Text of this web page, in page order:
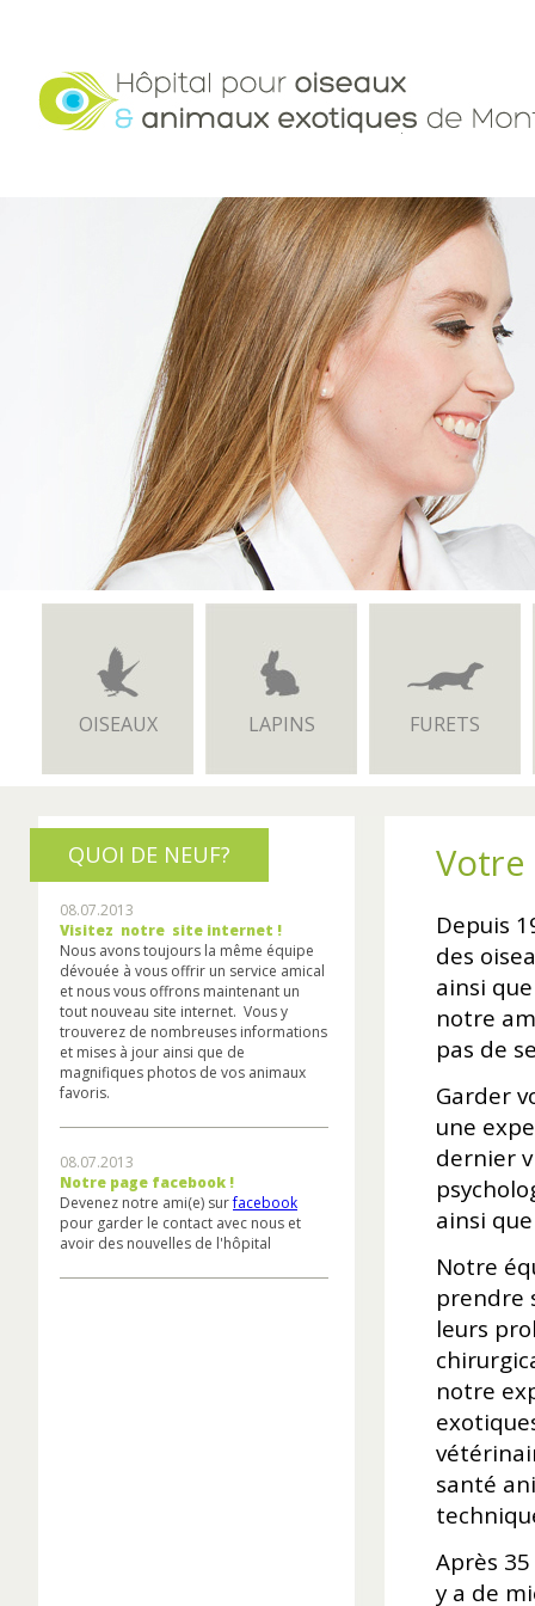
OISEAUX LAPINS FURETS
QUOI DE NEUF?
08.07.2013
Visitez notre site internet !
Nous avons toujours la même équipe
dévouée à vous offrir un service amical
et nous vous offrons maintenant un
tout nouveau site internet. Vous y
trouverez de nombreuses informations
et mises à jour ainsi que de
magnifiques photos de vos animaux
favoris.
08.07.2013
Notre page facebook !
Devenez notre ami(e) surfacebook
pour garder le contact avec nous et
avoir des nouvelles de l'hôpital
Votre
Depuis
des
ainsi
notre
pas de
Garder
une
dernier
ainsi
Notre
prendre
leurs
notre
santé
Après
y a de